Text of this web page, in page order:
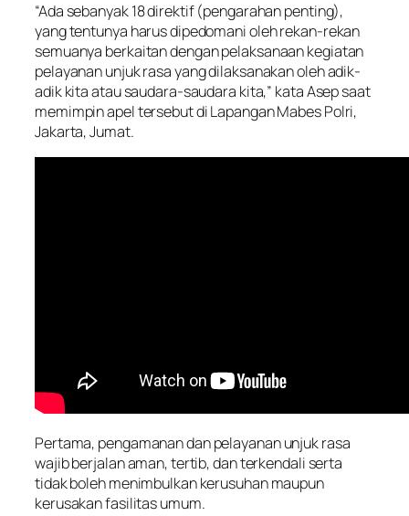
“Ada sebanyak 18 direktif (pengarahan penting),
yang tentunya harus dipedomani oleh rekan-rekan
semuanya berkaitan dengan pelaksanaan kegiatan
pelayanan unjuk rasa yang dilaksanakan oleh adik-
adik kita atau saudara-saudara kita,” kata Asep saat
memimpin apel tersebut di Lapangan Mabes Polri,
Jakarta, Jumat.
Pertama, pengamanan dan pelayanan unjuk rasa
wajib berjalan aman, tertib, dan terkendali serta
tidak boleh menimbulkan kerusuhan maupun
kerusakan fasilitas umum.